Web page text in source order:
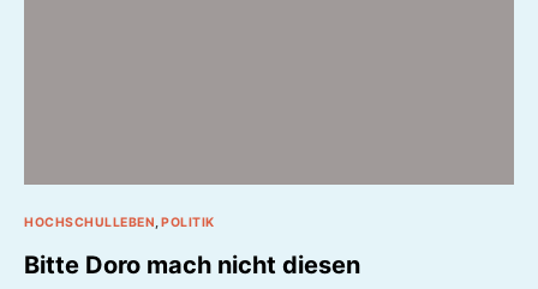
HOCHSCHULLEBEN POLITIK
Bitte Doro mach nicht diesen